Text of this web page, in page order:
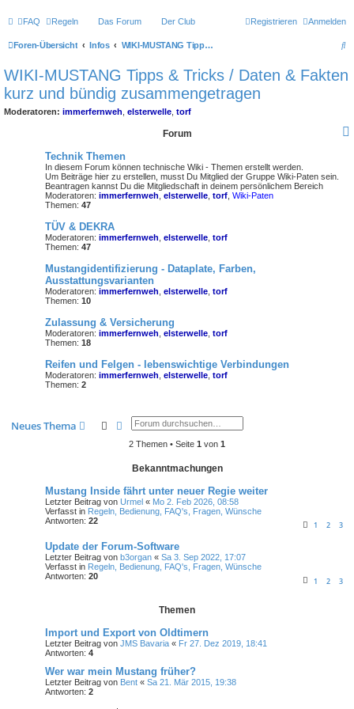
FAQ Regeln Das Forum Der Club Anmelden
Registrieren
Foren-Übersicht Infos WIKI-MUSTANG Tipps & Tricks / Daten & Fakten kurz und bündig zusammengetragen
S
c
WIKI-MUSTANG Tipps & Tricks / Daten & Fakten
kurz und bündig zusammengetragen
Moderatoren: immerfernweh elsterwelle torf
Forum
Technik Themen
In diesem Forum können technische Wiki - Themen erstellt werden.
Um Beiträge hier zu erstellen, musst Du Mitglied der Gruppe Wiki-Paten sein.
Beantragen kannst Du die Mitgliedschaft in deinem persönlichem Bereich
Moderatoren: immerfernweh elsterwelle torf Wiki-Paten
Themen: 47
TÜV & DEKRA
Moderatoren: immerfernweh elsterwelle torf
Themen: 47
Mustangidentifizierung - Dataplate, Farben,
Ausstattungsvarianten
Moderatoren: immerfernweh elsterwelle torf
Themen: 10
Zulassung & Versicherung
Moderatoren: immerfernweh elsterwelle torf
Themen: 18
Reifen und Felgen - lebenswichtige Verbindungen
Moderatoren: immerfernweh elsterwelle torf
Themen: 2
Neues Thema SucheErweiterte Suche
2 Themen • Seite 1 von 1
Bekanntmachungen
Mustang Inside fährt unter neuer Regie weiter
Letzter Beitrag von Urmel « Mo 2. Feb 2026, 08:58
Verfasst in Regeln, Bedienung, FAQ's, Fragen, Wünsche
Antworten: 22 1 2 3
Update der Forum-Software
Letzter Beitrag von b3organ « Sa 3. Sep 2022, 17:07
Verfasst in Regeln, Bedienung, FAQ's, Fragen, Wünsche
Antworten: 20 1 2 3
Themen
Import und Export von Oldtimern
Letzter Beitrag von JMS Bavaria « Fr 27. Dez 2019, 18:41
Antworten: 4
Wer war mein Mustang früher?
Letzter Beitrag von Bent « Sa 21. Mär 2015, 19:38
Antworten: 2